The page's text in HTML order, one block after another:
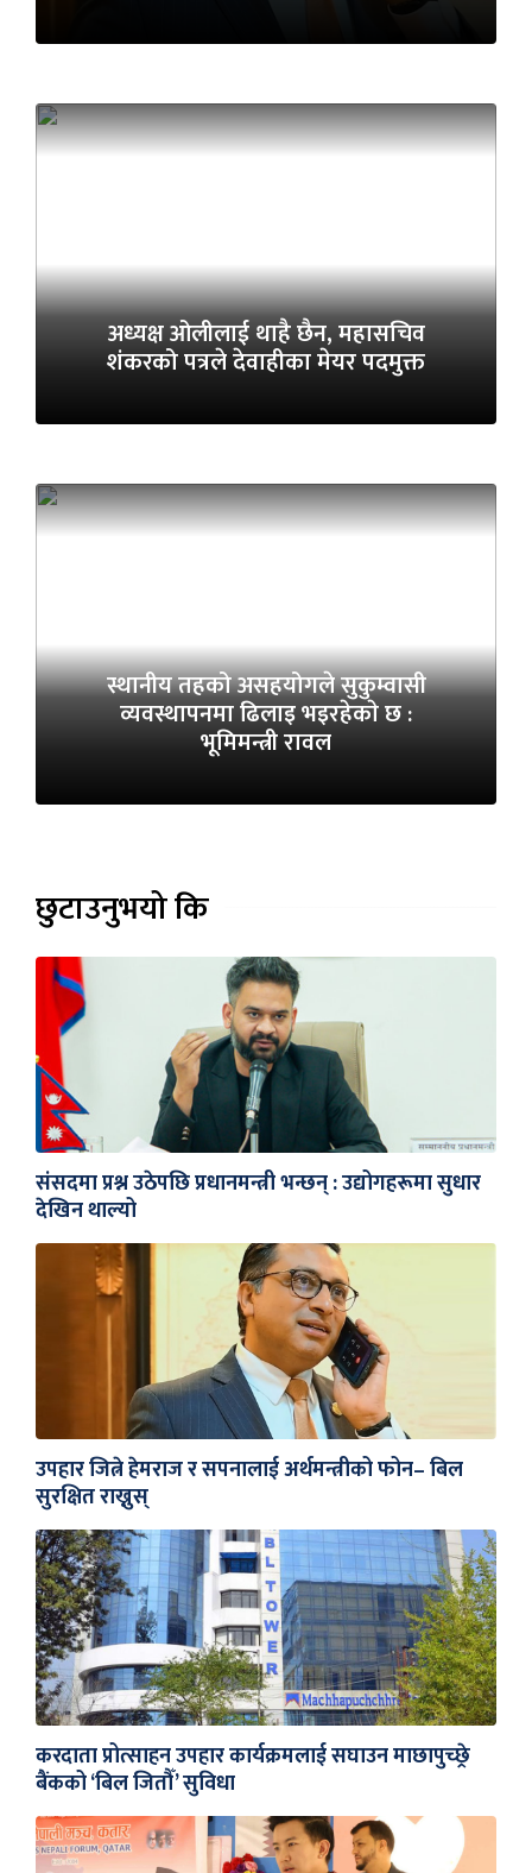
अध्यक्ष ओलीलाई थाहै छैन, महासचिव
शंकरको पत्रले देवाहीका मेयर पदमुक्त
स्थानीय तहको असहयोगले सुकुम्वासी
व्यवस्थापनमा ढिलाइ भइरहेकाे छ :
भूमिमन्त्री रावल
छुटाउनुभयो कि
संसदमा प्रश्न उठेपछि प्रधानमन्त्री भन्छन् : उद्योगहरूमा सुधार
देखिन थाल्यो
उपहार जित्ने हेमराज र सपनालाई अर्थमन्त्रीको फोन– बिल
सुरक्षित राख्नुस्
करदाता प्रोत्साहन उपहार कार्यक्रमलाई सघाउन माछापुच्छ्रे
बैंकको ‘बिल जितौँ’ सुविधा